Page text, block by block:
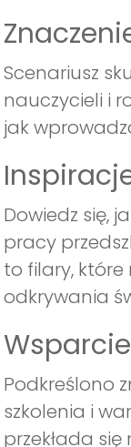
Scenariusz
nauczycieli i
jak
Dowiedz się,
pracy
to filary,
odkrywania
Podkreślono
szkolenia i
przekłada